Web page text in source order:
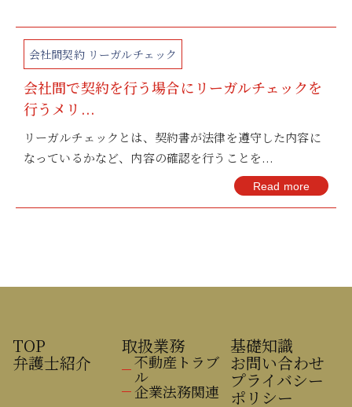
会社間契約 リーガルチェック
会社間で契約を行う場合にリーガルチェックを
行うメリ...
リーガルチェックとは、契約書が法律を遵守した内容に
なっているかなど、内容の確認を行うことを...
Read more
TOP
弁護士紹介
取扱業務
不動産トラブ
ル
企業法務関連
基礎知識
お問い合わせ
プライバシー
ポリシー